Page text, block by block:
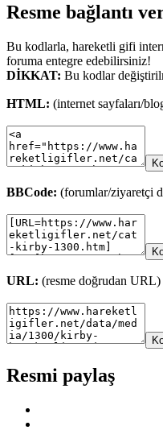
Resme bağlantı
Bu kodlarla, hareketli gifi
foruma entegre edebilirsiniz!
DİKKAT: Bu kodlar
HTML: (internet sayfaları/
BBCode: (forumlar/ziyaretçi
URL: (resme doğrudan URL)
Resmi paylaş